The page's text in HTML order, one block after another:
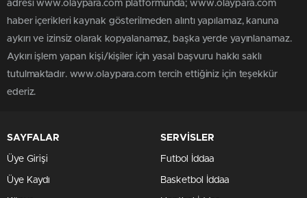
adresi www.olaypara.com platformunda; www.olaypara.com
haber içerikleri kaynak gösterilmeden alıntı yapılamaz, kanuna
aykırı ve izinsiz olarak kopyalanamaz, başka yerde yayınlanamaz.
Aykırı işlem yapan kişi/kişiler için yasal başvuru hakkı saklı
tutulmaktadır. www.olaypara.com tercih ettiğiniz için teşekkür
ederiz.
SAYFALAR
Üye Girişi
Üye Kaydı
SERVİSLER
Futbol İddaa
Basketbol İddaa